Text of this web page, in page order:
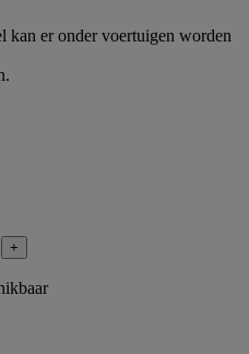
kan er onder voertuigen worden
+